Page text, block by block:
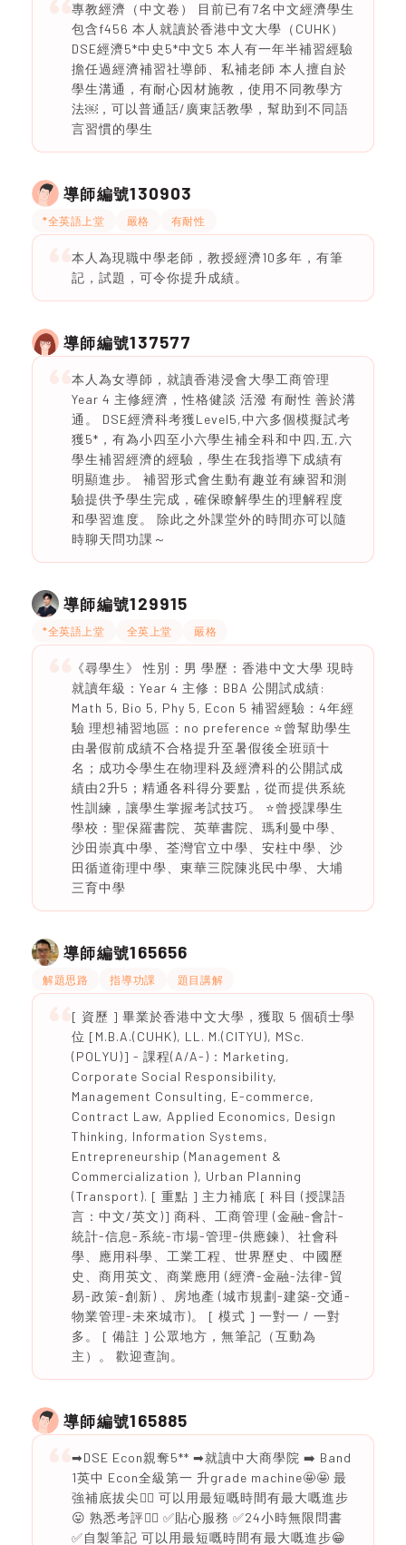
專教經濟（中文卷） 目前已有7名中文經濟學生
包含f456 本人就讀於香港中文大學（CUHK）
DSE經濟5*中史5*中文5 本人有一年半補習經驗
擔任過經濟補習社導師、私補老師 本人擅自於
學生溝通，有耐心因材施教，使用不同教學方
法￼，可以普通話/廣東話教學，幫助到不同語
言習慣的學生
導師編號130903
*全英語上堂 嚴格 有耐性
本人為現職中學老師，教授經濟10多年，有筆
記，試題，可令你提升成績。
導師編號137577
本人為女導師，就讀香港浸會大學工商管理
Year 4 主修經濟，性格健談 活潑 有耐性 善於溝
通。 DSE經濟科考獲Level5,中六多個模擬試考
獲5*，有為小四至小六學生補全科和中四,五,六
學生補習經濟的經驗，學生在我指導下成績有
明顯進步。 補習形式會生動有趣並有練習和測
驗提供予學生完成，確保瞭解學生的理解程度
和學習進度。 除此之外課堂外的時間亦可以隨
時聊天問功課～
導師編號129915
*全英語上堂 全英上堂 嚴格
《尋學生》 性別：男 學歷：香港中文大學 現時
就讀年級：Year 4 主修：BBA 公開試成績:
Math 5, Bio 5, Phy 5, Econ 5 補習經驗：4年經
驗 理想補習地區：no preference ⭐️曾幫助學生
由暑假前成績不合格提升至暑假後全班頭十
名；成功令學生在物理科及經濟科的公開試成
績由2升5；精通各科得分要點，從而提供系統
性訓練，讓學生掌握考試技巧。 ⭐️曾授課學生
學校：聖保羅書院、英華書院、瑪利曼中學、
沙田崇真中學、荃灣官立中學、安柱中學、沙
田循道衛理中學、東華三院陳兆民中學、大埔
三育中學
導師編號165656
解題思路 指導功課 題目講解
[ 資歷 ] 畢業於香港中文大學，獲取 5 個碩士學
位 [M.B.A.(CUHK), LL. M.(CITYU), MSc.
(POLYU)] - 課程(A/A-)：Marketing,
Corporate Social Responsibility,
Management Consulting, E-commerce,
Contract Law, Applied Economics, Design
Thinking, Information Systems,
Entrepreneurship (Management &
Commercialization ), Urban Planning
(Transport). [ 重點 ] 主力補底 [ 科目 (授課語
言：中文/英文)] 商科、工商管理 (金融-會計-
統計-信息-系統-市場-管理-供應鍊)、社會科
學、應用科學、工業工程、世界歷史、中國歷
史、商用英文、商業應用 (經濟-金融-法律-貿
易-政策-創新) 、房地產 (城市規劃-建築-交通-
物業管理-未來城市)。 [ 模式 ] 一對一 / 一對
多。 [ 備註 ] 公眾地方，無筆記（互動為
主）。 歡迎查詢。
導師編號165885
➡DSE Econ親奪5** ➡就讀中大商學院 ➡️ Band
1英中 Econ全級第一 升grade machine🤩🤩 最
強補底拔尖❤️‍🔥 可以用最短嘅時間有最大嘅進步
😛 熟悉考評❤️‍🔥 ✅貼心服務 ✅24小時無限問書
✅自製筆記 可以用最短嘅時間有最大嘅進步😁